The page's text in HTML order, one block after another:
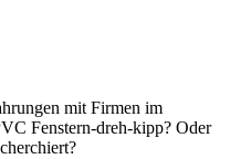
mit Firmen im
Fenstern-dreh-kipp? Oder